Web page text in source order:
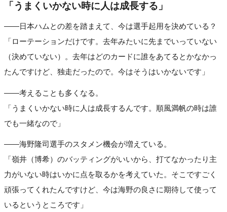
「うまくいかない時に人は成長する」
――日本ハムとの差を踏まえて、今は選手起用を決めている？
「ローテーションだけです。去年みたいに先までいっていない
（決めていない）。去年はどのカードに誰をあてるとかなかっ
たんですけど、独走だったので。今はそうはいかないです」
――考えることも多くなる。
「うまくいかない時に人は成長するんです。順風満帆の時は誰
でも一緒なので」
――海野隆司選手のスタメン機会が増えている。
「嶺井（博希）のバッティングがいいから、打てなかったり主
力がいない時はいかに点を取るかを考えていた。そこですごく
頑張ってくれたんですけど、今は海野の良さに期待して使って
いるというところです」